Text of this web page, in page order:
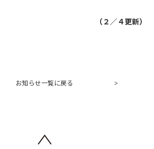
（２／４更新）
お知らせ一覧に戻る >